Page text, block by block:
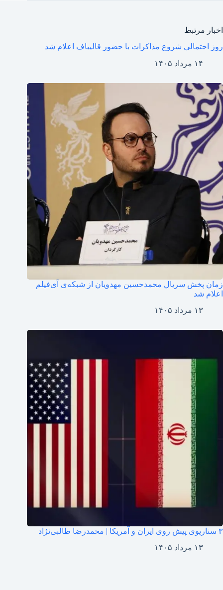
اخبار مرتبط
روز احتمالی شروع مذاکرات با حضور قالیباف اعلام شد
۱۴ مرداد ۱۴۰۵
زمان پخش سریال محمدحسین مهدویان از شبکه‌ی آی‌فیلم
اعلام شد
۱۳ مرداد ۱۴۰۵
۳ سناریوی پیش روی ایران و آمریکا | محمدرضا طالبی‌نژاد
۱۳ مرداد ۱۴۰۵